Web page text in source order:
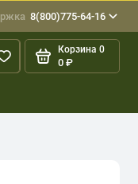
8(800)775-64-16
Корзина 0
0 ₽